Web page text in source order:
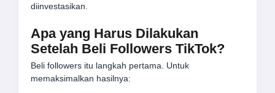
diinvestasikan.
Apa yang Harus Dilakukan
Setelah Beli Followers TikTok?
Beli followers itu langkah pertama. Untuk
memaksimalkan hasilnya: